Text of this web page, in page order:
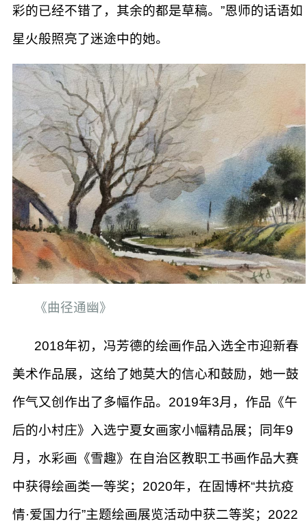
彩的已经不错了，其余的都是草稿。”恩师的话语如
星火般照亮了迷途中的她。
《曲径通幽》
2018年初，冯芳德的绘画作品入选全市迎新春
美术作品展，这给了她莫大的信心和鼓励，她一鼓
作气又创作出了多幅作品。2019年3月，作品《午
后的小村庄》入选宁夏女画家小幅精品展；同年9
月，水彩画《雪趣》在自治区教职工书画作品大赛
中获得绘画类一等奖；2020年，在固博杯“共抗疫
情·爱国力行”主题绘画展览活动中获二等奖；2022